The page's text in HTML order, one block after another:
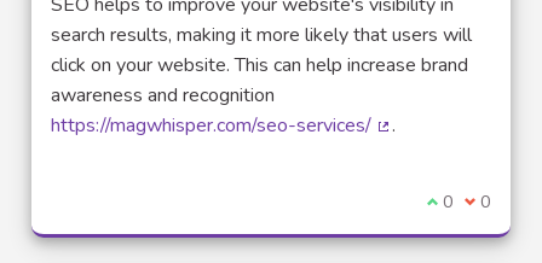
search results, making it more likely that users will
click on your website. This can help increase brand
awareness and recognition
https://magwhisper.com/seo-services/
.
Je suis
0 Je ne
0